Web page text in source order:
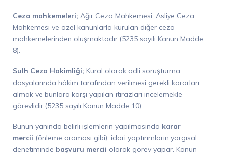
Ceza mahkemeleri; Ağır Ceza Mahkemesi, Asliye Ceza
Mahkemesi ve özel kanunlarla kurulan diğer ceza
mahkemelerinden oluşmaktadır.(5235 sayılı Kanun Madde
8).
Sulh Ceza Hakimliği; Kural olarak adli soruşturma
dosyalarında hâkim tarafından verilmesi gerekli kararları
almak ve bunlara karşı yapılan itirazları incelemekle
görevlidir.(5235 sayılı Kanun Madde 10).
Bunun yanında belirli işlemlerin yapılmasında karar
mercii (önleme araması gibi), idari yaptırımların yargısal
denetiminde başvuru mercii olarak görev yapar. Kanun